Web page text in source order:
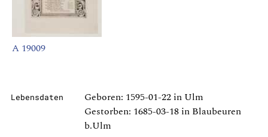
A 19009
Lebensdaten
Geboren: 1595-01-22 in Ulm
Gestorben: 1685-03-18 in Blaubeuren
b.Ulm